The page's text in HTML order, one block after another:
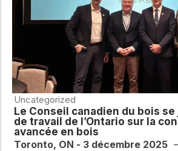
Uncategorized
Le Conseil canadien du bois
de travail de l’Ontario sur la
avancée en bois
Toronto, ON - 3 décembre 2025 –